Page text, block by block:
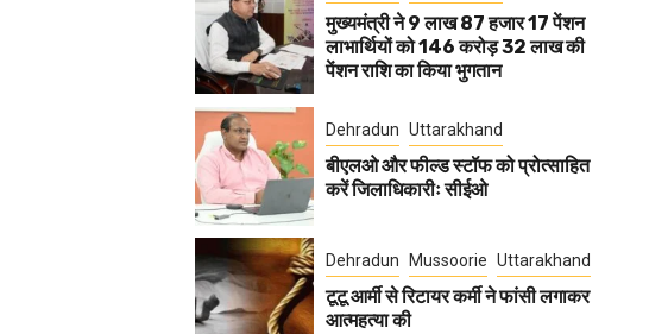
मुख्यमंत्री ने 9 लाख 87 हजार 17 पेंशन
लाभार्थियों को 146 करोड़ 32 लाख की
पेंशन राशि का किया भुगतान
Dehradun Uttarakhand
बीएलओ और फील्ड स्टॉफ को प्रोत्साहित
करें जिलाधिकारीः सीईओ
Dehradun Mussoorie Uttarakhand
टूटू आर्मी से रिटायर कर्मी ने फांसी लगाकर
आत्महत्या की